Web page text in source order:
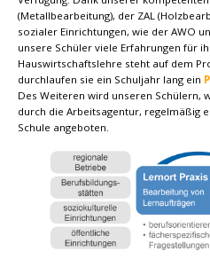
(Metallbearbeitung), der ZAL
sozialer Einrichtungen, wie der AWO
unsere Schüler viele Erfahrungen für
Hauswirtschaftslehre steht auf dem
durchlaufen sie ein Schuljahr lang ein
Des Weiteren wird unseren Schülern,
durch die Arbeitsagentur, regelmäßig
Schule angeboten.